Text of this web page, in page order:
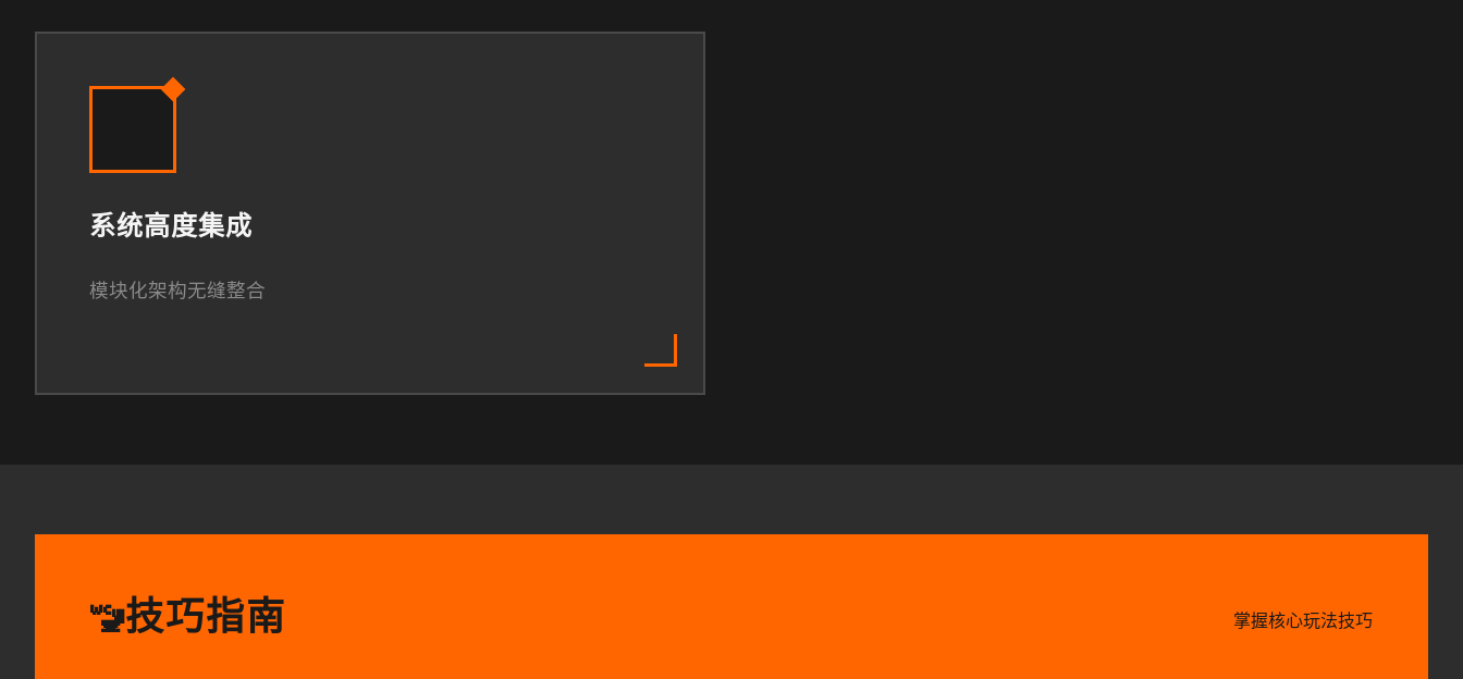
系统高度集成
模块化架构无缝整合
🚾技巧指南 掌握核心玩法技巧